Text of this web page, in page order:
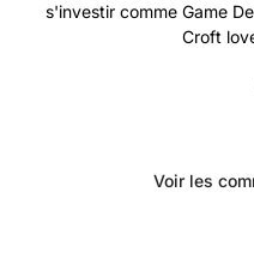
s'investir comme Game
Croft
Voir les